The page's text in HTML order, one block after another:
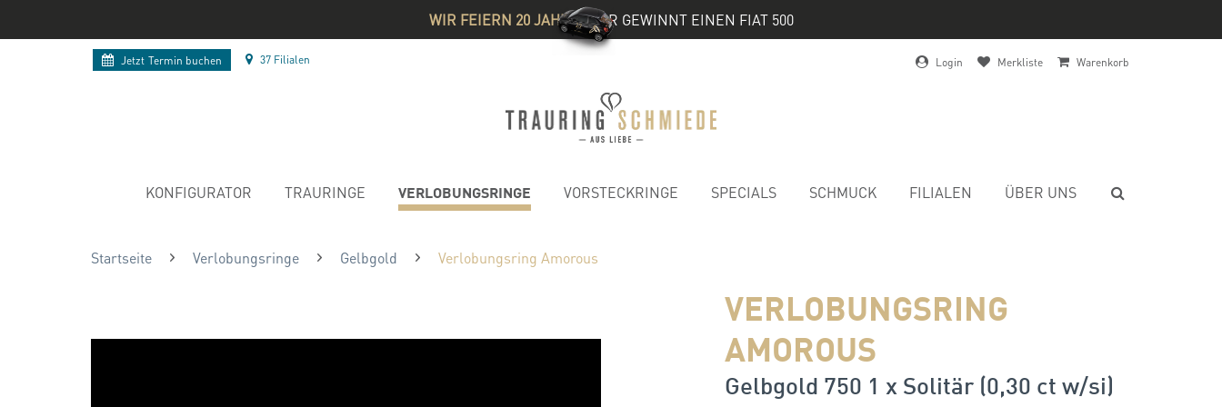
WIR FEIERN 20 JAHRE& IHR GEWINNT EINEN FIAT 500
Jetzt Termin buchen 37 Filialen Login Merkliste Warenkorb
KONFIGURATOR TRAURINGE VERLOBUNGSRINGE VORSTECKRINGE SPECIALS SCHMUCK FILIALEN ÜBER UNS
Startseite Verlobungsringe Gelbgold Verlobungsring Amorous
VERLOBUNGSRING
AMOROUS
Gelbgold 750 1 x Solitär (0,30 ct w/si)